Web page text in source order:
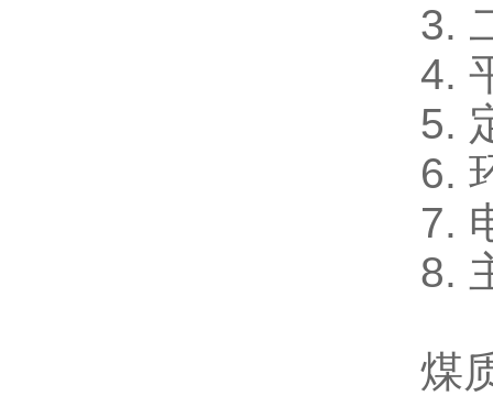
3.
4.
5.
6.
7.
8.
煤